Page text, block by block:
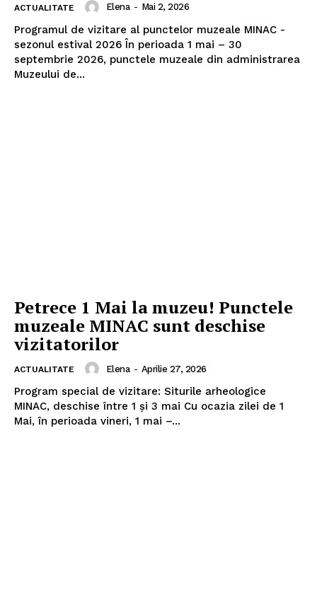
ACTUALITATE Elena - Mai 2, 2026
Programul de vizitare al punctelor muzeale MINAC -
sezonul estival 2026 În perioada 1 mai – 30
septembrie 2026, punctele muzeale din administrarea
Muzeului de...
Petrece 1 Mai la muzeu! Punctele
muzeale MINAC sunt deschise
vizitatorilor
ACTUALITATE Elena - Aprilie 27, 2026
Program special de vizitare: Siturile arheologice
MINAC, deschise între 1 și 3 mai Cu ocazia zilei de 1
Mai, în perioada vineri, 1 mai –...